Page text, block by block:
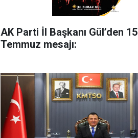
AK Parti İl Başkanı Gül’den 15
Temmuz mesajı: